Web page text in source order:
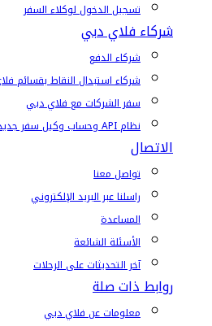
تسجيل الدخول لوكلاء السفر
شركاء فلاي دبي
شركاء الدفع
شركاء استبدال النقاط بقسائم
سفر الشركات مع فلاي دبي
نظام API وحساب وكيل سفر جديد
الاتصال
تواصل معنا
راسلنا عبر البريد الإلكتروني
المساعدة
الأسئلة الشائعة
آخر التحديثات على الرحلات
روابط ذات صلة
معلومات عن فلاي دبي